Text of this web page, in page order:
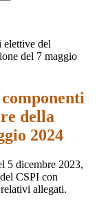
elettive del
del 7 maggio
della
2024
5 dicembre 2023,
CSPI con
allegati.